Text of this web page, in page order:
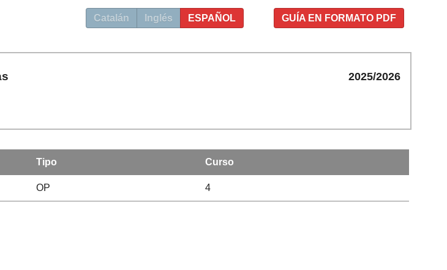
GUÍA EN FORMATO PDF
Catalán Inglés ESPAÑOL
2025/2026
Tipo Curso
OP 4